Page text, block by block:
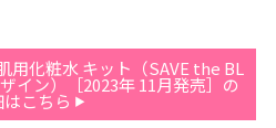
化粧水 キット（SAVE the BL
イン）［2023年 11月発売］の
こちら